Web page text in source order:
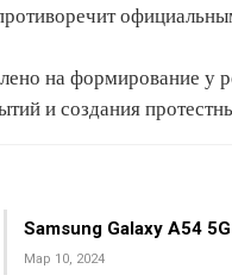
на формирование у
и создания
Samsung Galaxy A54
Мар 10, 2024